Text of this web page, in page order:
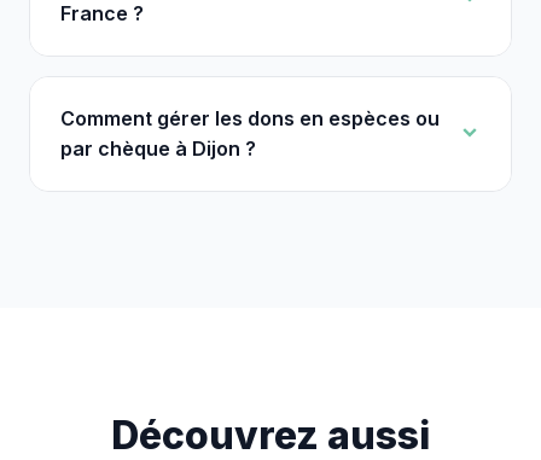
France ?
Comment gérer les dons en espèces ou
par chèque à Dijon ?
Découvrez aussi